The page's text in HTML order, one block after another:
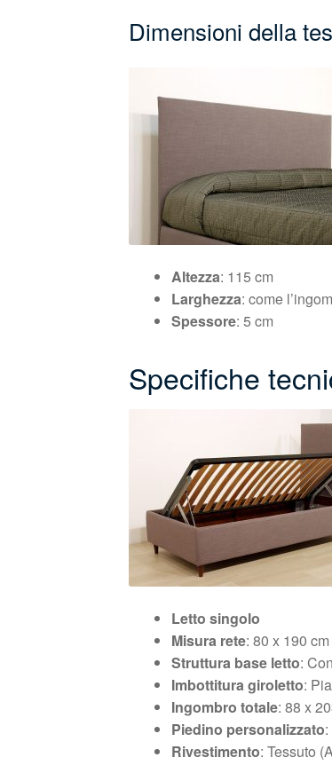
Dimensioni della
Altezza: 115 cm
Larghezza: come
Spessore: 5 cm
Specifiche
Letto singolo
Misura rete: 80 x 190 cm
Struttura base letto:
Imbottitura giroletto:
Ingombro totale: 88 x
Piedino personalizzato
Rivestimento: Tessuto